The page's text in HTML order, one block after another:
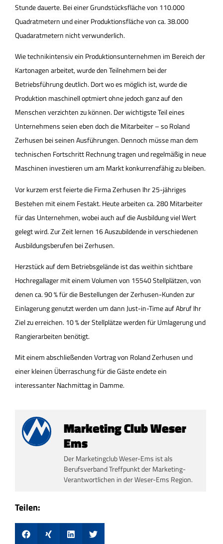
Stunde dauerte. Bei einer Grundstücksfläche von 110.000
Quadratmetern und einer Produktionsfläche von ca. 38.000
Quadaratmetern nicht verwunderlich.
Wie technikintensiv ein Produktionsunternehmen im Bereich der
Kartonagen arbeitet, wurde den Teilnehmern bei der
Betriebsführung deutlich. Dort wo es möglich ist, wurde die
Produktion maschinell optmiert ohne jedoch ganz auf den
Menschen verzichten zu können. Der wichtigste Teil eines
Unternehmens seien eben doch die Mitarbeiter – so Roland
Zerhusen bei seinen Ausführungen. Dennoch müsse man dem
technischen Fortschritt Rechnung tragen und regelmäßig in neue
Maschinen investieren um am Markt konkurrenzfähig zu bleiben.
Vor kurzem erst feierte die Firma Zerhusen Ihr 25-jähriges
Bestehen mit einem Festakt. Heute arbeiten ca. 280 Mitarbeiter
für das Unternehmen, wobei auch auf die Ausbildung viel Wert
gelegt wird. Zur Zeit lernen 16 Auszubildende in verschiedenen
Ausbildungsberufen bei Zerhusen.
Herzstück auf dem Betriebsgelände ist das weithin sichtbare
Hochregallager mit einem Volumen von 15540 Stellplätzen, von
denen ca. 90 % für die Bestellungen der Zerhusen-Kunden zur
Einlagerung genutzt werden um dann Just-in-Time auf Abruf Ihr
Ziel zu erreichen. 10 % der Stellplätze werden für Umlagerung und
Rangierarbeiten benötigt.
Mit einem abschließenden Vortrag von Roland Zerhusen und
einer kleinen Überraschung für die Gäste endete ein
interessanter Nachmittag in Damme.
Marketing Club Weser
Ems
Der Marketingclub Weser-Ems ist als
Berufsverband Treffpunkt der Marketing-
Verantwortlichen in der Weser-Ems Region.
Teilen: